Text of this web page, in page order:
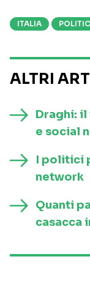
ITALIA
ALTRI
Draghi:
e social
I politici
network
Quanti
casacca